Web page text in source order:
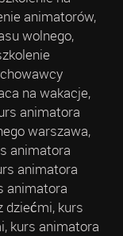
animatorów,
wolnego,
na wakacje,
animatora
warszawa,
animatora
animatora
animatora
dziećmi, kurs
kurs animatora